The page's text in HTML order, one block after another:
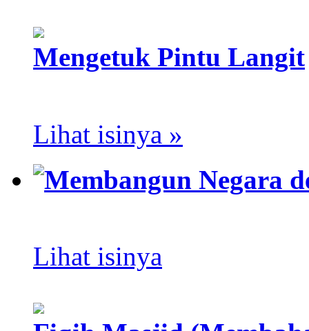
Mengetuk Pintu Langit
Lihat isinya »
Membangun Negara
Lihat isinya